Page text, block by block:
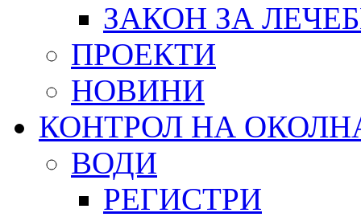
ЗАКОН ЗА
ПРОЕКТИ
НОВИНИ
КОНТРОЛ НА
ВОДИ
РЕГИСТРИ